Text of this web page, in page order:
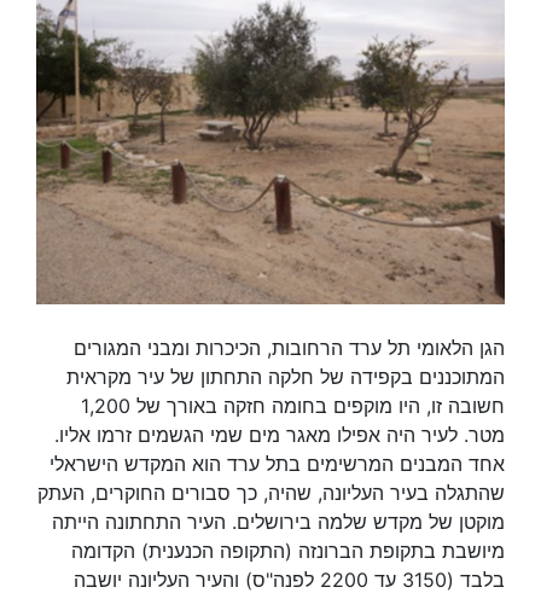
הגן הלאומי תל ערד הרחובות, הכיכרות ומבני המגורים
המתוכננים בקפידה של חלקה התחתון של עיר מקראית
חשובה זו, היו מוקפים בחומה חזקה באורך של 1,200
מטר. לעיר היה אפילו מאגר מים שמי הגשמים זרמו אליו.
אחד המבנים המרשימים בתל ערד הוא המקדש הישראלי
שהתגלה בעיר העליונה, שהיה, כך סבורים החוקרים, העתק
מוקטן של מקדש שלמה בירושלים. העיר התחתונה הייתה
מיושבת בתקופת הברונזה (התקופה הכנענית) הקדומה
בלבד (3150 עד 2200 לפנה"ס) והעיר העליונה יושבה